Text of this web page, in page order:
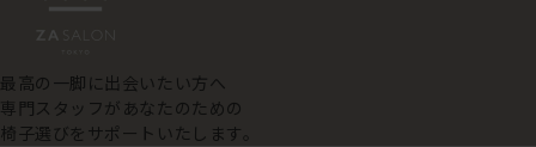
最高の一脚に出会いたい方へ
専門スタッフがあなたのための
椅子選びをサポートいたします。